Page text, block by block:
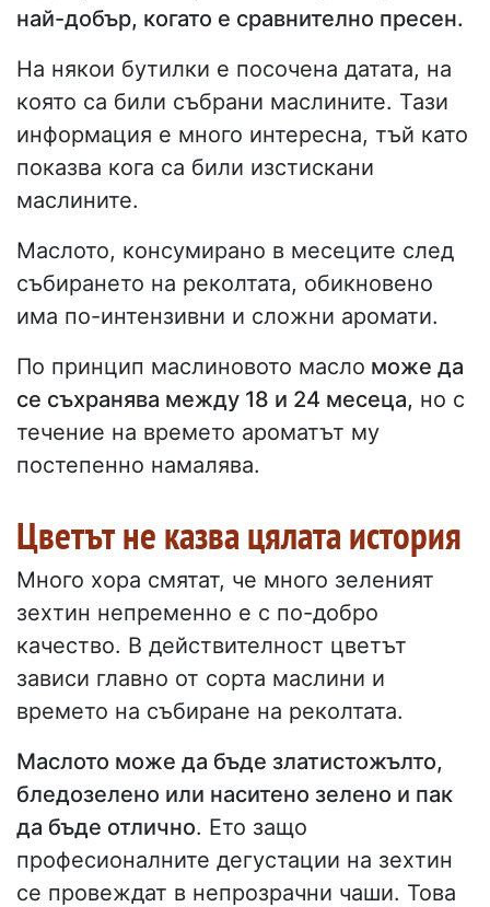
най-добър, когато е сравнително пресен.
На някои бутилки е посочена датата, на
която са били събрани маслините. Тази
информация е много интересна, тъй като
показва кога са били изстискани
маслините.
Маслото, консумирано в месеците след
събирането на реколтата, обикновено
има по-интензивни и сложни аромати.
По принцип маслиновото масло може да
се съхранява между 18 и 24 месеца, но с
течение на времето ароматът му
постепенно намалява.
Цветът не казва цялата история
Много хора смятат, че много зеленият
зехтин непременно е с по-добро
качество. В действителност цветът
зависи главно от сорта маслини и
времето на събиране на реколтата.
Маслото може да бъде златистожълто,
бледозелено или наситено зелено и пак
да бъде отлично. Ето защо
професионалните дегустации на зехтин
се провеждат в непрозрачни чаши. Това